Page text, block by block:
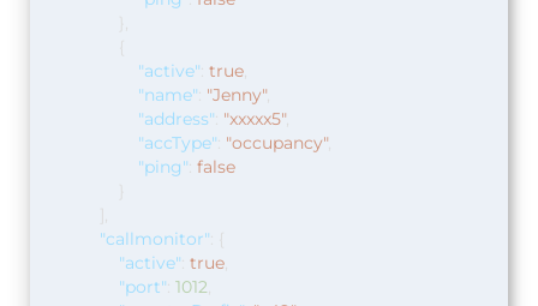
},
{
"active": true,
"name": "Jenny",
"address": "xxxxx5",
"accType": "occupancy",
"ping": false
}
],
"callmonitor": {
"active": true,
"port": 1012,